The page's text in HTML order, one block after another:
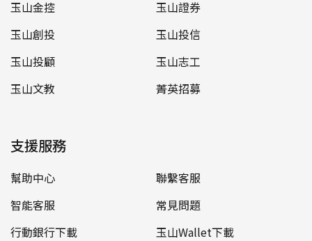
玉山金控
玉山證券
玉山創投
玉山投信
玉山投顧
玉山志工
玉山文教
菁英招募
支援服務
幫助中心
聯繫客服
智能客服
常見問題
行動銀行下載
玉山Wallet下載